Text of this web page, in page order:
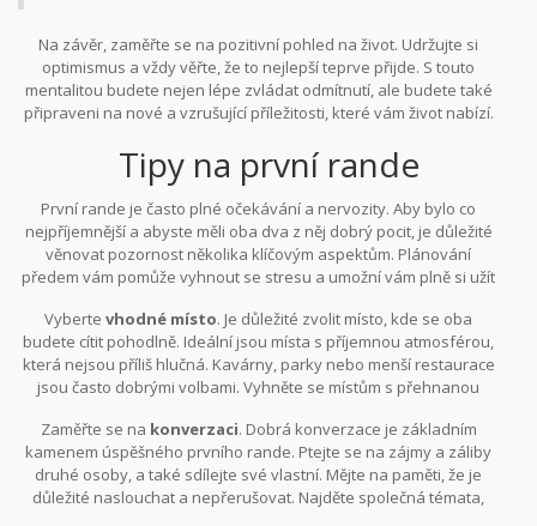
Na závěr, zaměřte se na pozitivní pohled na život. Udržujte si
optimismus a vždy věřte, že to nejlepší teprve přijde. S touto
mentalitou budete nejen lépe zvládat odmítnutí, ale budete také
připraveni na nové a vzrušující příležitosti, které vám život nabízí.
Tipy na první rande
První rande je často plné očekávání a nervozity. Aby bylo co
nejpříjemnější a abyste měli oba dva z něj dobrý pocit, je důležité
věnovat pozornost několika klíčovým aspektům. Plánování
předem vám pomůže vyhnout se stresu a umožní vám plně si užít
Vybertevhodné místo. Je důležité zvolit místo, kde se oba
budete cítit pohodlně. Ideální jsou místa s příjemnou atmosférou,
která nejsou příliš hlučná. Kavárny, parky nebo menší restaurace
jsou často dobrými volbami. Vyhněte se místům s přehnanou
konverzovat.
Zaměřte se na konverzaci. Dobrá konverzace je základním
kamenem úspěšného prvního rande. Ptejte se na zájmy a záliby
druhé osoby, a také sdílejte své vlastní. Mějte na paměti, že je
důležité naslouchat a nepřerušovat. Najděte společná témata,